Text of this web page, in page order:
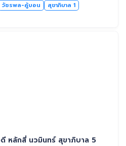
วัชรพล-คู้บอน
สุขาภิบาล 1
หลักสี่ นวมินทร์ สุขาภิบาล 5